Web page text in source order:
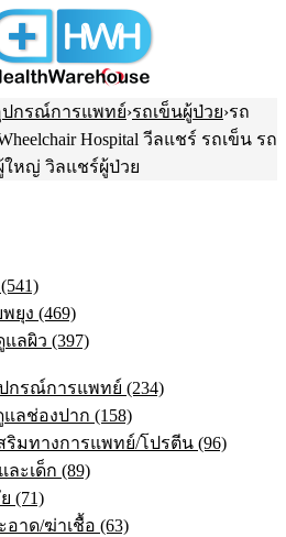
อุปกรณ์การแพทย์›รถเข็นผู้ป่วย›รถ
Hospital วีลแชร์ รถเข็น รถ
ใหญ่ วิลแชร์ผู้ป่วย
ยุง (469)
ลผิว (397)
ปกรณ์การแพทย์ (234)
ลช่องปาก (158)
ริมทางการแพทย์/โปรตีน (96)
ะเด็ก (89)
(71)
าด/ฆ่าเชื้อ (63)